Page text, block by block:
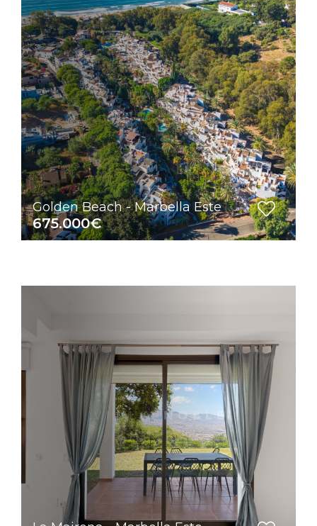
Golden Beach - Marbella Este
675.000€